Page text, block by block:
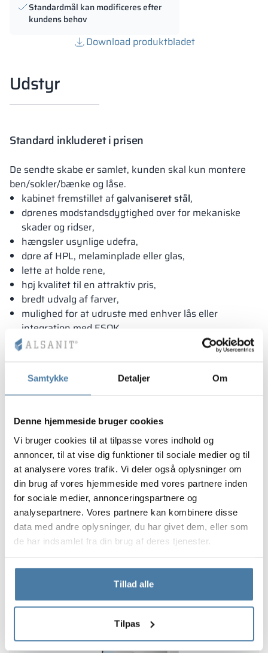
Samtykke Detaljer Om
Denne hjemmeside bruger cookies
Vi bruger cookies til at tilpasse vores indhold og
annoncer, til at vise dig funktioner til sociale medier og til
at analysere vores trafik. Vi deler også oplysninger om
din brug af vores hjemmeside med vores partnere inden
for sociale medier, annonceringspartnere og
analysepartnere. Vores partnere kan kombinere disse
data med andre oplysninger, du har givet dem, eller som
de har indsamlet fra din brug af deres tjenester.
Tillad alle
Tilpas
Standardmål kan modificeres efter
kundens behov
Download produktbladet
Udstyr
Standard inkluderet i prisen
De sendte skabe er samlet, kunden skal kun montere
ben/sokler/bænke og låse.
kabinet fremstillet af galvaniseret stål,
dørenes modstandsdygtighed over for mekaniske
skader og ridser,
hængsler usynlige udefra,
døre af HPL, melaminplade eller glas,
lette at holde rene,
høj kvalitet til en attraktiv pris,
bredt udvalg af farver,
mulighed for at udruste med enhver lås eller
integration med ESOK.
MODULÆR KABINETSTRUKTUR
giver mulighed for at
ændre udstyr og modificere skabe selv efter levering.
Løsningen er anmeldt til beskyttelse hos
Patentkontoret.